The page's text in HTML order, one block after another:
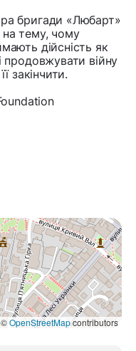
бригади «Любарт»
на тему, чому
дійсність як
продовжувати війну
закінчити.
©OpenStreetMapcontributors